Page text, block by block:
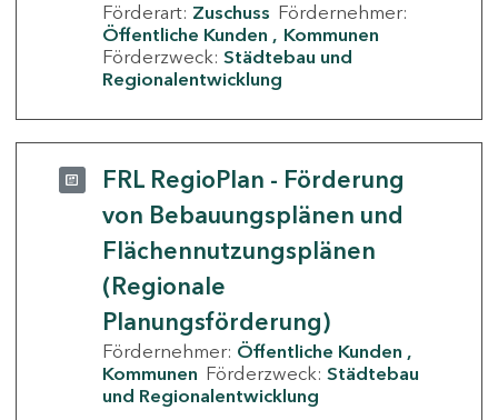
Förderart: Zuschuss Fördernehmer:
Öffentliche Kunden
Kommunen
Förderzweck: Städtebau und
Regionalentwicklung
FRL RegioPlan - Förderung
von Bebauungsplänen und
Flächennutzungsplänen
(Regionale
Planungsförderung)
Fördernehmer: Öffentliche Kunden
Kommunen Förderzweck: Städtebau
und Regionalentwicklung